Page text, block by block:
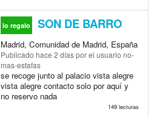
lo regalo SON DE BARRO
Madrid, Comunidad de Madrid, España
Publicado hace 2 díaspor el usuario no-
mas-estafas
se recoge junto al palacio vista alegre
vista alegre contacto solo por aquí y
no reservo nada
149 lecturas